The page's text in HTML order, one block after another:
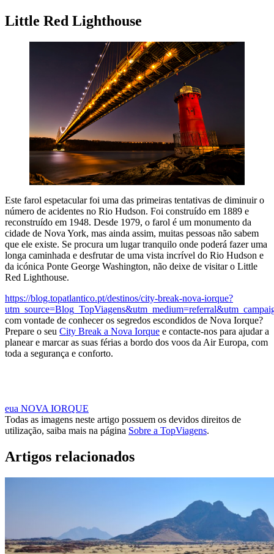
Little Red Lighthouse
Este farol espetacular foi uma das primeiras tentativas de diminuir o
número de acidentes no Rio Hudson. Foi construído em 1889 e
reconstruído em 1948. Desde 1979, o farol é um monumento da
cidade de Nova York, mas ainda assim, muitas pessoas não sabem
que ele existe. Se procura um lugar tranquilo onde poderá fazer uma
longa caminhada e desfrutar de uma vista incrível do Rio Hudson e
da icónica Ponte George Washington, não deixe de visitar o Little
Red Lighthouse.
https://blog.topatlantico.pt/destinos/city-break-nova-iorque?
com vontade de conhecer os segredos escondidos de Nova Iorque?
Prepare o seu City Break a Nova Iorque e contacte-nos para ajudar a
planear e marcar as suas férias a bordo dos voos da Air Europa, com
toda a segurança e conforto.
eua NOVA IORQUE
Todas as imagens neste artigo possuem os devidos direitos de
utilização, saiba mais na página Sobre a TopViagens.
Artigos relacionados